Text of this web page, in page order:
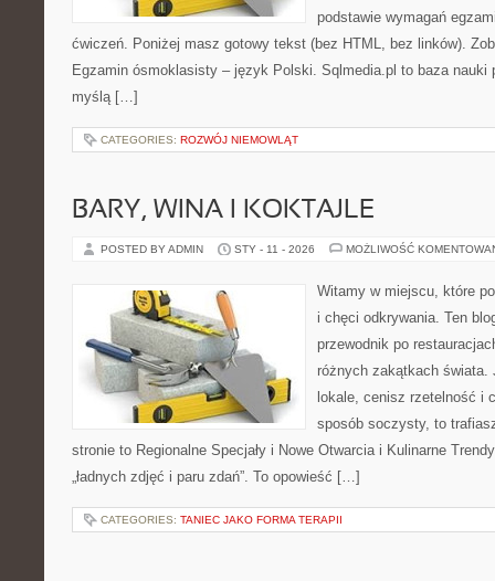
podstawie wymagań
ćwiczeń. Poniżej masz gotowy tekst (bez HTML, bez linków).
Egzamin ósmoklasisty – język Polski. Sqlmedia.pl to baza nauki
myślą […]
CATEGORIES: ROZWÓJ NIEMOWLĄT
BARY, WINA I KOKTAJLE
POSTED BY ADMIN STY - 11 - 2026 MOŻLIWOŚĆ
Witamy w miejscu, które
i chęci odkrywania. Ten
przewodnik po
różnych zakątkach
lokale, cenisz rzetelność i
sposób soczysty, to
stronie to Regionalne Specjały i Nowe Otwarcia i Kulinarne
„ładnych zdjęć i paru zdań”. To opowieść […]
CATEGORIES: TANIEC JAKO FORMA TERAPII